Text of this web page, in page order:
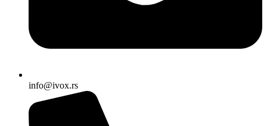
info@ivox.rs